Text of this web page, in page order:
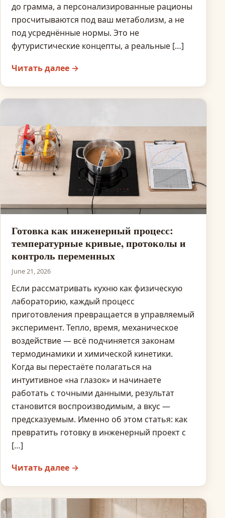
до грамма, а персонализированные рационы
просчитываются под ваш метаболизм, а не
под усреднённые нормы. Это не
футуристические концепты, а реальные […]
Читать далее →
Готовка как инженерный процесс:
температурные кривые, протоколы и
контроль переменных
June 21, 2026
Если рассматривать кухню как физическую
лабораторию, каждый процесс
приготовления превращается в управляемый
эксперимент. Тепло, время, механическое
воздействие — всё подчиняется законам
термодинамики и химической кинетики.
Когда вы перестаёте полагаться на
интуитивное «на глазок» и начинаете
работать с точными данными, результат
становится воспроизводимым, а вкус —
предсказуемым. Именно об этом статья: как
превратить готовку в инженерный проект с
[…]
Читать далее →